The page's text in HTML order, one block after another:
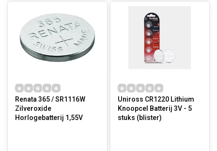
Renata 365 / SR1116W
Zilveroxide
Horlogebatterij 1,55V
Uniross CR1220 Lithium
Knoopcel Batterij 3V - 5
stuks (blister)